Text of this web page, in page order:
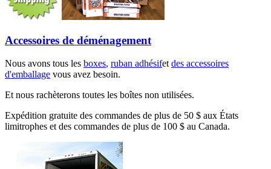
Accessoires de déménagement
Nous avons tous les boxes, ruban adhésifetdes accessoires
d'emballage vous avez besoin.
Et nous rachèterons toutes les boîtes non utilisées.
Expédition gratuite des commandes de plus de 50 $ aux États
limitrophes et des commandes de plus de 100 $ au Canada.